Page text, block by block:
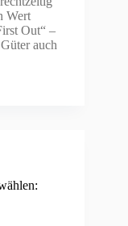
Wert
Out“ –
auch